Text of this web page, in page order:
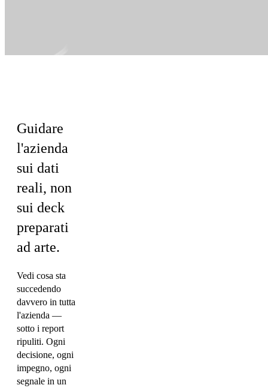
Guidare
l'azienda
sui dati
reali, non
sui deck
preparati
ad arte.
Vedi cosa sta
succedendo
davvero in tutta
l'azienda —
sotto i report
ripuliti. Ogni
decisione, ogni
impegno, ogni
segnale in un